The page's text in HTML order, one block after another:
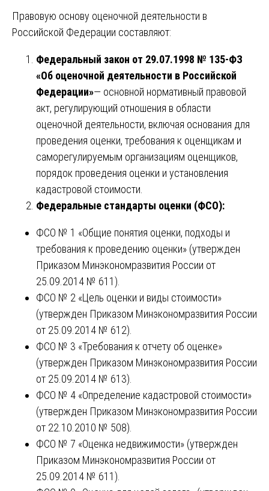
Правовую основу оценочной деятельности в
Российской Федерации составляют:
Федеральный закон от 29.07.1998 № 135-ФЗ
«Об оценочной деятельности в Российской
Федерации»— основной нормативный правовой
акт, регулирующий отношения в области
оценочной деятельности, включая основания для
проведения оценки, требования к оценщикам и
саморегулируемым организациям оценщиков,
порядок проведения оценки и установления
кадастровой стоимости.
Федеральные стандарты оценки (ФСО):
ФСО № 1 «Общие понятия оценки, подходы и
требования к проведению оценки» (утвержден
Приказом Минэкономразвития России от
25.09.2014 № 611).
ФСО № 2 «Цель оценки и виды стоимости»
(утвержден Приказом Минэкономразвития России
от 25.09.2014 № 612).
ФСО № 3 «Требования к отчету об оценке»
(утвержден Приказом Минэкономразвития России
от 25.09.2014 № 613).
ФСО № 4 «Определение кадастровой стоимости»
(утвержден Приказом Минэкономразвития России
от 22.10.2010 № 508).
ФСО № 7 «Оценка недвижимости» (утвержден
Приказом Минэкономразвития России от
25.09.2014 № 611).